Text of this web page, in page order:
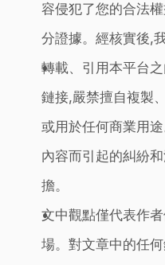
容侵犯了您的合法
分證據。經核實後,
轉載、引用本平台
鏈接,嚴禁擅自複製
或用於任何商業用
內容而引起的糾紛
擔。
文中觀點僅代表作
場。對文章中的任